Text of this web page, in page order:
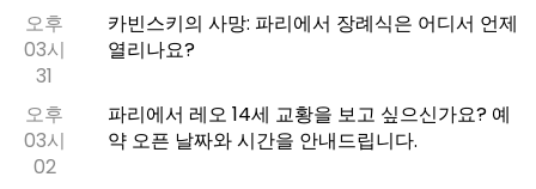
오후
03시
31
카빈스키의 사망: 파리에서 장례식은 어디서 언제
열리나요?
오후
03시
02
파리에서 레오 14세 교황을 보고 싶으신가요? 예
약 오픈 날짜와 시간을 안내드립니다.